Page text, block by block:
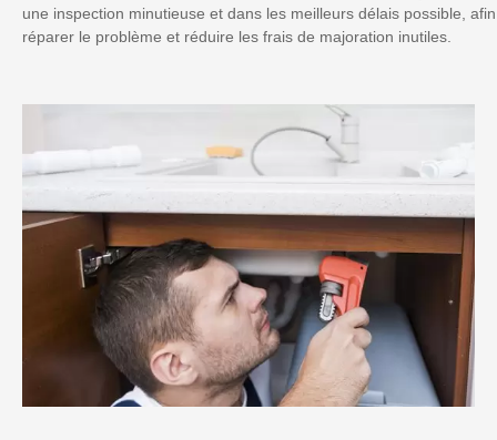
une inspection minutieuse et dans les meilleurs délais possible, afin
réparer le problème et réduire les frais de majoration inutiles.